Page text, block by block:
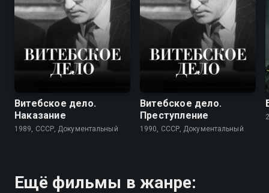
Витебское дело.
Наказание
1989, СССР, Документальный
Витебское дело.
Преступление
1990, СССР, Документальный
Ещё фильмы в жанре: